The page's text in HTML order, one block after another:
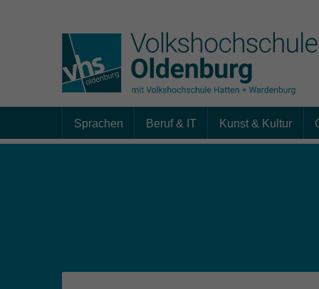
Sprachen Beruf & IT Kunst & Kultur